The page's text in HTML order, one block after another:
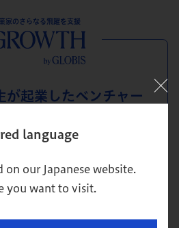
language
our Japanese website.
you want to visit.
家のさらなる飛躍を支援
が起業した ベンチャー
卒業生が起業し、高い成長
ャー企業です。投資に関して
調達実績を有していることを
資）。株式への出資を基本